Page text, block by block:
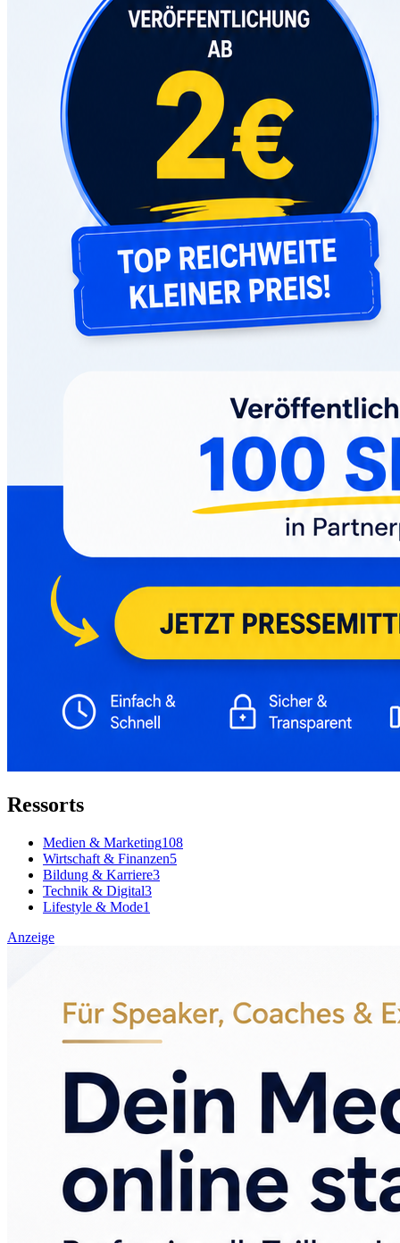
Ressorts
Medien & Marketing108
Wirtschaft & Finanzen5
Bildung & Karriere3
Technik & Digital3
Lifestyle & Mode1
Anzeige